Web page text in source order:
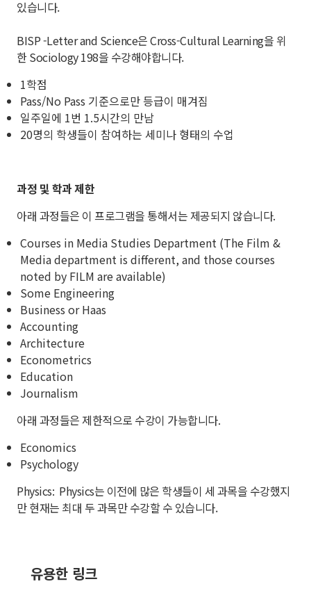
있습니다.
BISP -Letter and Science은 Cross-Cultural Learning을 위
한 Sociology 198을 수강해야합니다.
1학점
Pass/No Pass 기준으로만 등급이 매겨짐
일주일에 1번 1.5시간의 만남
20명의 학생들이 참여하는 세미나 형태의 수업
과정 및 학과 제한
아래 과정들은 이 프로그램을 통해서는 제공되지 않습니다.
Courses in Media Studies Department (The Film &
Media department is different, and those courses
noted by FILM are available)
Some Engineering
Business or Haas
Accounting
Architecture
Econometrics
Education
Journalism
아래 과정들은 제한적으로 수강이 가능합니다.
Economics
Psychology
Physics: Physics는 이전에 많은 학생들이 세 과목을 수강했지
만 현재는 최대 두 과목만 수강할 수 있습니다.
유용한 링크